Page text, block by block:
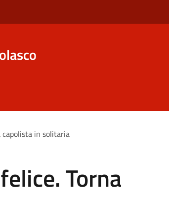
in solitaria
Torna